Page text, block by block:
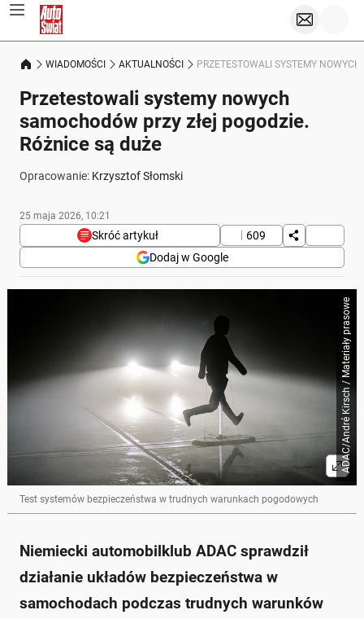
WIADOMOŚCI AKTUALNOŚCI PRZETESTOWALI SYSTEMY
Przetestowali systemy nowych
samochodów przy złej pogodzie.
Różnice są duże
Opracowanie: Krzysztof Słomski
25 maja 2026, 10:21
Skróć artykuł
609
Dodaj w Google
Niemiecki automobilklub ADAC przetestował systemy
bezpieczeństwa samochodów w trudnych
warunkach pogodowych, takich jak intensywny
deszcz i gęsta mgła.
Testowano sześć modeli samochodów: Mercedesa,
Nio, Teslę, Subaru, Volkswagena oraz BYD.
Wyniki pokazały, że liczba sensorów nie zawsze
przekłada się na skuteczność, co ilustruje przypadek
Nio EL6, który słabo reagował w mgle.
Najlepiej wypadł Mercedes CLA, skutecznie
wykrywający przeszkody, a pozytywnie zaskoczyła
Tesla Model Y, która radziła sobie dobrze w trudnych
warunkach.
nie reagowały w złej pogodzie.
Zapytaj o więcej Onet Czat z AI
ADAC/André Kirsch / Materiały prasowe
Test systemów bezpieczeństwa w trudnych warunkach pogodowych
Niemiecki automobilklub ADAC sprawdził
działanie układów bezpieczeństwa w
samochodach podczas trudnych warunków